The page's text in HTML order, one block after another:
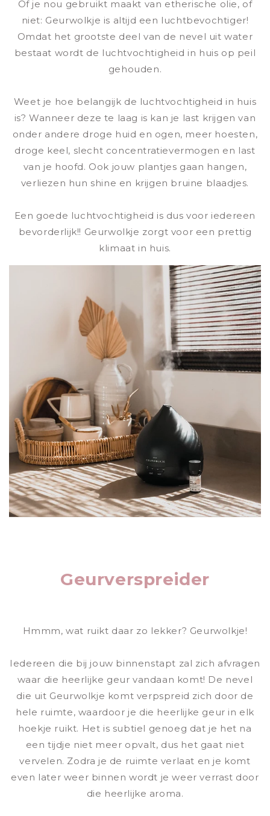
Of je nou gebruikt maakt van etherische olie, of
niet: Geurwolkje is altijd een luchtbevochtiger!
Omdat het grootste deel van de nevel uit water
bestaat wordt de luchtvochtigheid in huis op peil
gehouden.
Weet je hoe belangijk de luchtvochtigheid in huis
is? Wanneer deze te laag is kan je last krijgen van
onder andere droge huid en ogen, meer hoesten,
droge keel, slecht concentratievermogen en last
van je hoofd. Ook jouw plantjes gaan hangen,
verliezen hun shine en krijgen bruine blaadjes.
Een goede luchtvochtigheid is dus voor iedereen
bevorderlijk!! Geurwolkje zorgt voor een prettig
klimaat in huis.
Geurverspreider
Hmmm, wat ruikt daar zo lekker? Geurwolkje!
Iedereen die bij jouw binnenstapt zal zich afvragen
waar die heerlijke geur vandaan komt! De nevel
die uit Geurwolkje komt verpspreid zich door de
hele ruimte, waardoor je die heerlijke geur in elk
hoekje ruikt. Het is subtiel genoeg dat je het na
een tijdje niet meer opvalt, dus het gaat niet
vervelen. Zodra je de ruimte verlaat en je komt
even later weer binnen wordt je weer verrast door
die heerlijke aroma.